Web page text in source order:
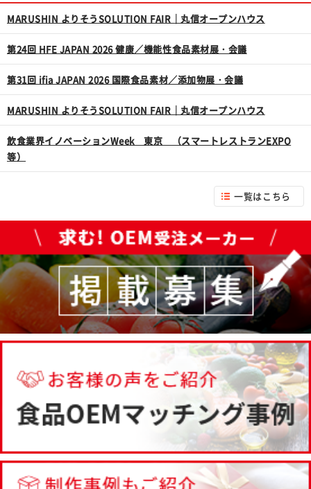
MARUSHIN よりそうSOLUTION FAIR｜丸信オープンハウス
第24回 HFE JAPAN 2026 健康／機能性食品素材展・会議
第31回 ifia JAPAN 2026 国際食品素材／添加物展・会議
MARUSHIN よりそうSOLUTION FAIR｜丸信オープンハウス
飲食業界イノベーションWeek 東京 （スマートレストランEXPO
等）
一覧はこちら